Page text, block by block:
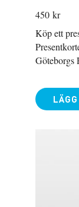
450 kr
Köp ett
Göteborgs